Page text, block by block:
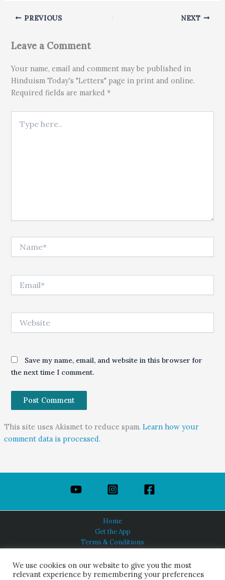
PREVIOUS NEXT
Leave a Comment
Your name, email and comment may be published in
Hinduism Today's "Letters" page in print and online.
Required fields are marked *
Save my name, email, and website in this browser for
the next time I comment.
This site uses Akismet to reduce spam. Learn how your
comment data is processed.
Home
Get the App
Terms & Conditions
About Us
We use cookies on our website to give you the most
relevant experience by remembering your preferences